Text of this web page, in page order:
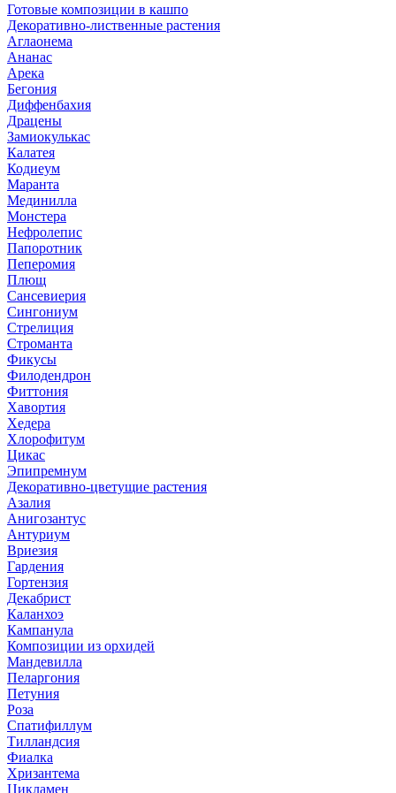
Готовые композиции в кашпо
Декоративно-лиственные растения
Аглаонема
Ананас
Арека
Бегония
Диффенбахия
Драцены
Замиокулькас
Калатея
Кодиеум
Маранта
Мединилла
Монстера
Нефролепис
Папоротник
Пеперомия
Плющ
Сансевиерия
Сингониум
Стрелиция
Строманта
Фикусы
Филодендрон
Фиттония
Хавортия
Хедера
Хлорофитум
Цикас
Эпипремнум
Декоративно-цветущие растения
Азалия
Анигозантус
Антуриум
Вриезия
Гардения
Гортензия
Декабрист
Каланхоэ
Кампанула
Композиции из орхидей
Мандевилла
Пеларгония
Петуния
Роза
Спатифиллум
Тилландсия
Фиалка
Хризантема
Цикламен